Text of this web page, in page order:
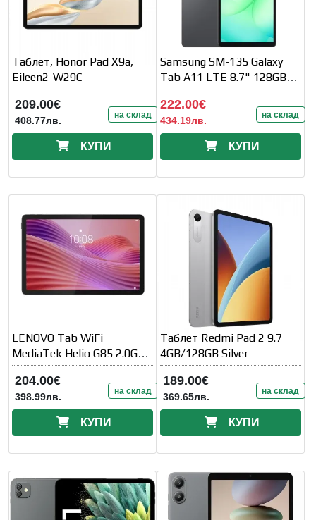
Таблет, Honor Pad X9a,
Eileen2-W29C
209.00€
408.77лв. на склад
КУПИ
Samsung SM-135 Galaxy
Tab A11 LTE 8.7" 128GB
Gray
222.00€
434.19лв. на склад
КУПИ
LENOVO Tab WiFi
MediaTek Helio G85 2.0GHz
10.1inch
204.00€
398.99лв. на склад
КУПИ
Таблет Redmi Pad 2 9.7
4GB/128GB Silver
189.00€
369.65лв. на склад
КУПИ